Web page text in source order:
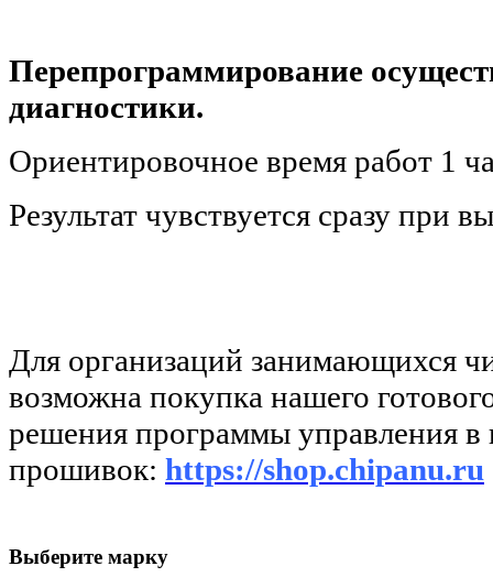
Перепрограммирование
диагностики.
Ориентировочное время работ 1
Результат чувствуется сразу при
Для организаций занимающихся
возможна покупка нашего
решения программы управления в
прошивок: https://shop.chipanu.ru
Выберите марку